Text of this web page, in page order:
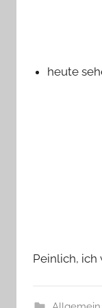
heute
Peinlich,